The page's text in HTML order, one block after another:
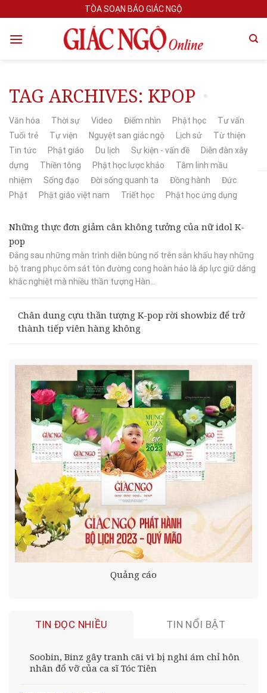
to
content
TÒA SOẠN BÁO GIÁC NGỘ
TAG ARCHIVES: KPOP
Văn hóa Thời sự Video Điểm nhìn Phật học
Tư vấn
Tuổi trẻ
Tự viện Nguyệt san giác ngộ Lịch sử
Từ thiện
Tin tức
Phật giáo Du lịch Sự kiện - vấn đề
Diễn đàn xây
dựng
Thiền tông Phật học lược khảo
Tâm linh mầu
nhiệm
Sống đạo Đời sống quanh ta Đồng hành
Đức
Phật
Phật giáo việt nam Triết học Phật học ứng dụng
Những thực đơn giảm cân không tưởng của nữ idol K-
pop
Đằng sau những màn trình diễn bùng nổ trên sân khấu hay những
bộ trang phục ôm sát tôn đường cong hoàn hảo là áp lực giữ dáng
khắc nghiệt mà nhiều thần tượng Hàn...
Chân dung cựu thần tượng K-pop rời showbiz để trở
thành tiếp viên hàng không
Quảng cáo
TIN ĐỌC NHIỀU TIN NỔI BẬT
Soobin, Binz gây tranh cãi vì bị nghi ám chỉ hôn
nhân đổ vỡ của ca sĩ Tóc Tiên